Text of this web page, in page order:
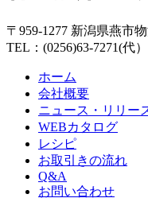
〒959-1277 新潟県燕市
TEL：(0256)63-7271(代
ホーム
会社概要
ニュース・リリー
WEBカタログ
レシピ
お取引きの流れ
Q&A
お問い合わせ